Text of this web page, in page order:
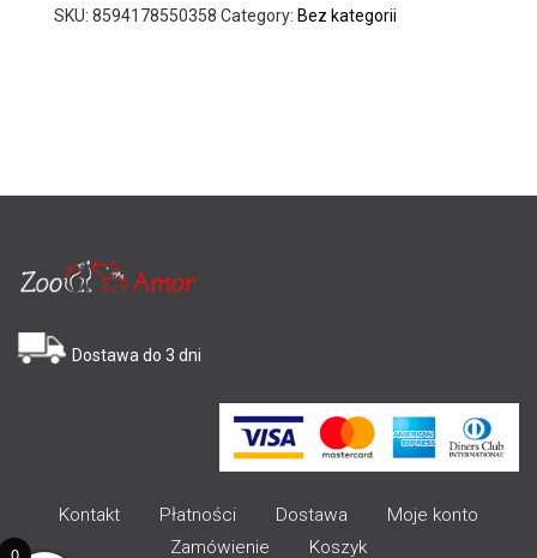
SKU: 8594178550358 Category: Bez kategorii
Dostawa do 3 dni
Kontakt Płatności Dostawa
Moje konto
Zamówienie
Koszyk